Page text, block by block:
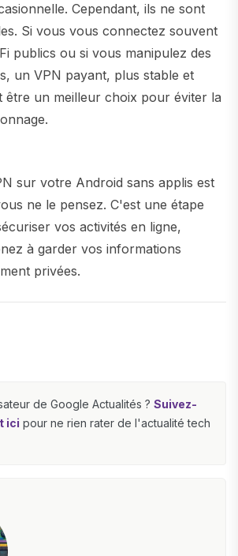
Cependant, ils ne sont
Si vous vous connectez souvent
publics ou si vous manipulez des
un VPN payant, plus stable et
être un meilleur choix pour éviter la
sur votre Android sans applis est
ne le pensez. C'est une étape
vos activités en ligne,
à garder vos informations
privées.
de Google Actualités ? Suivez-
ici pour ne rien rater de l'actualité tech